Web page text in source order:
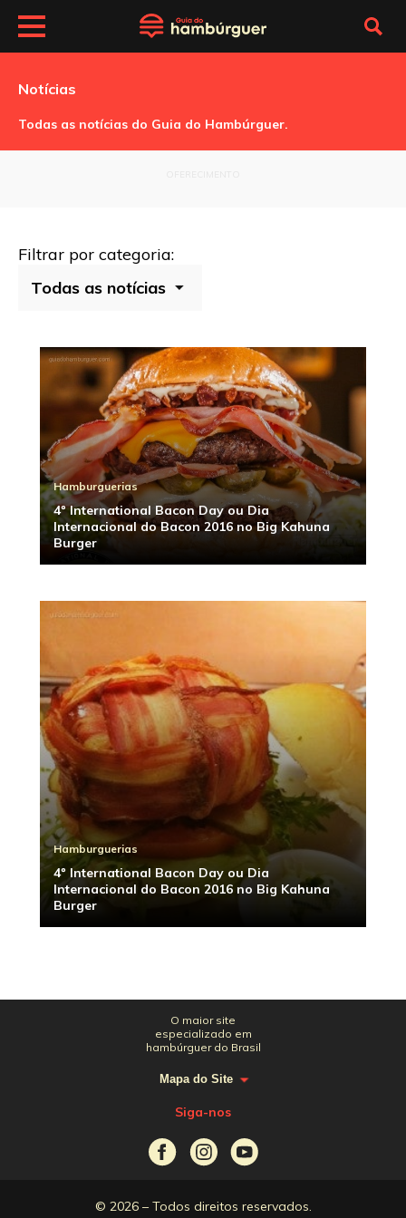
Notícias
Todas as notícias do Guia do Hambúrguer.
Filtrar por categoria:
Hamburguerias
4º International Bacon Day ou Dia
Internacional do Bacon 2016 no Big Kahuna
Burger
Hamburguerias
4º International Bacon Day ou Dia
Internacional do Bacon 2016 no Big Kahuna
Burger
O maior site
especializado em
hambúrguer do Brasil
Mapa do Site
Siga-nos
© 2026 – Todos direitos reservados.